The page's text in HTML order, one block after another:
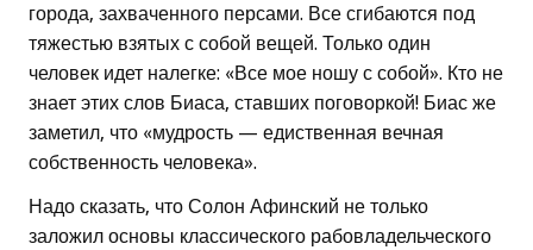
города, захваченного персами. Все сгибаются под
тяжестью взятых с собой вещей. Только один
человек идет налегке: «Все мое ношу с собой». Кто не
знает этих слов Биаса, ставших поговоркой! Биас же
заметил, что «мудрость — едиственная вечная
собственность человека».
Надо сказать, что Солон Афинский не только
заложил основы классического рабовладельческого